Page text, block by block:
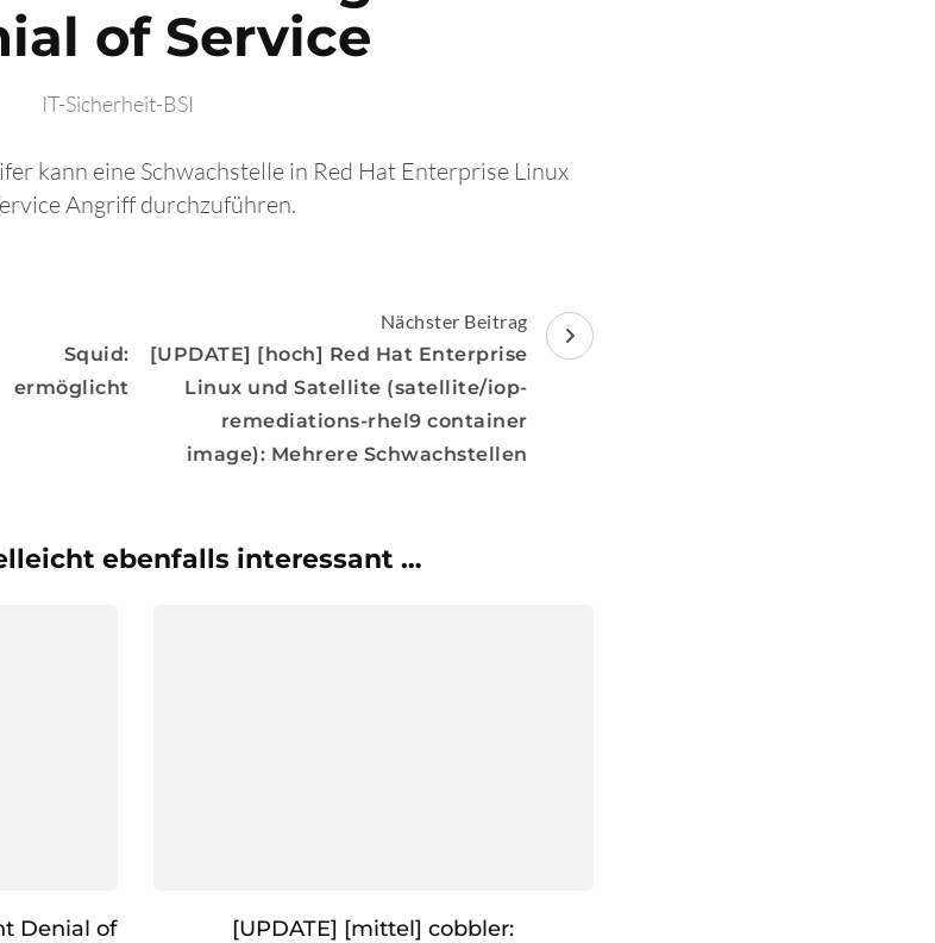
of Service
IT-Sicherheit-BSI
kann eine Schwachstelle in Red Hat Enterprise Linux
Angriff durchzuführen.
Squid:
Nächster Beitrag
[UPDATE] [hoch] Red Hat Enterprise
Linux und Satellite (satellite/iop-
remediations-rhel9 container
image): Mehrere Schwachstellen
ebenfalls interessant …
Denial of
[UPDATE] [mittel] cobbler: